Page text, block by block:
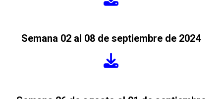
Semana 02 al 08 de septiembre de 2024